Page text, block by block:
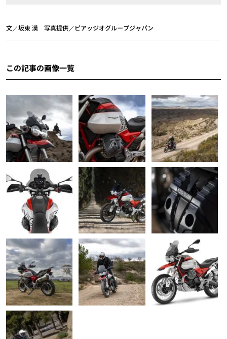
文／坂東 漠 写真提供／ピアッジオグループジャパン
この記事の画像一覧